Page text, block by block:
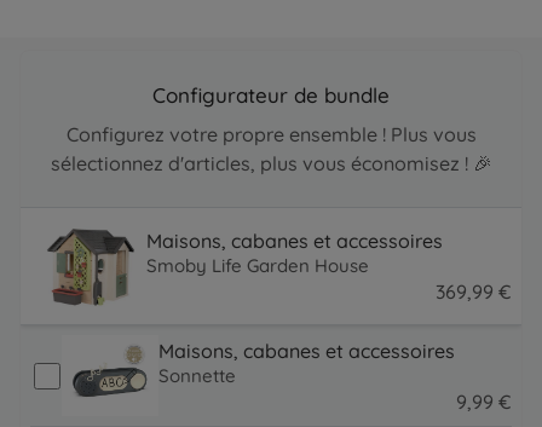
Configurateur de bundle
Configurez votre propre ensemble ! Plus vous
sélectionnez d'articles, plus vous économisez ! 🎉
Maisons, cabanes et accessoires
Smoby Life Garden House
369,99 €
Maisons, cabanes et accessoires
Sonnette
9 99 €